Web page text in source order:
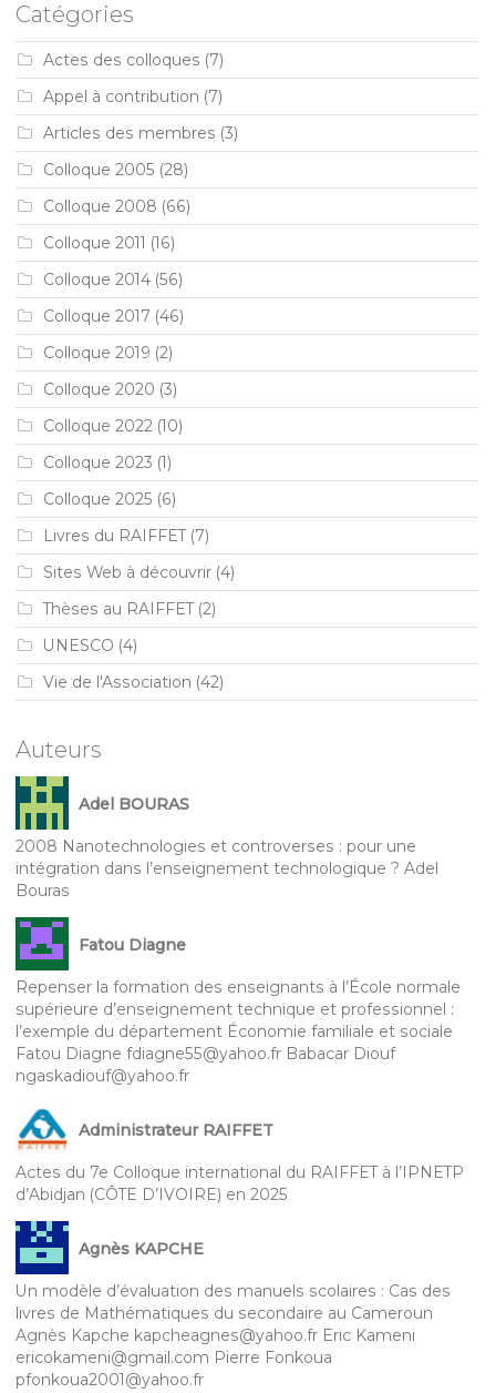
Catégories
Actes des colloques (7)
Appel à contribution (7)
Articles des membres (3)
Colloque 2005 (28)
Colloque 2008 (66)
Colloque 2011 (16)
Colloque 2014 (56)
Colloque 2017 (46)
Colloque 2019 (2)
Colloque 2020 (3)
Colloque 2022 (10)
Colloque 2023 (1)
Colloque 2025 (6)
Livres du RAIFFET(7)
Sites Web à découvrir (4)
Thèses au RAIFFET(2)
UNESCO (4)
Vie de l'Association (42)
Auteurs
Adel BOURAS
2008 Nanotechnologies et controverses : pour une
intégration dans l’enseignement technologique ? Adel
Bouras
Fatou Diagne
Repenser la formation des enseignants à l’École normale
supérieure d’enseignement technique et professionnel :
l’exemple du département Économie familiale et sociale
Fatou Diagne fdiagne55@yahoo.fr Babacar Diouf
ngaskadiouf@yahoo.fr
Administrateur RAIFFET
Actes du 7e Colloque international du RAIFFET à l’IPNETP
d’Abidjan (CÔTE D’IVOIRE) en 2025
Agnès KAPCHE
Un modèle d’évaluation des manuels scolaires : Cas des
livres de Mathématiques du secondaire au Cameroun
Agnès Kapche kapcheagnes@yahoo.fr Eric Kameni
ericokameni@gmail.com Pierre Fonkoua
pfonkoua2001@yahoo.fr